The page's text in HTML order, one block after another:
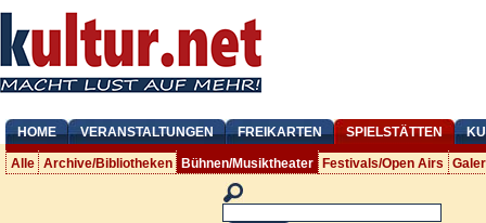
HOME VERANSTALTUNGEN FREIKARTEN SPIELSTÄTTEN
Alle Archive/Bibliotheken Bühnen/Musiktheater Festivals/Open Airs